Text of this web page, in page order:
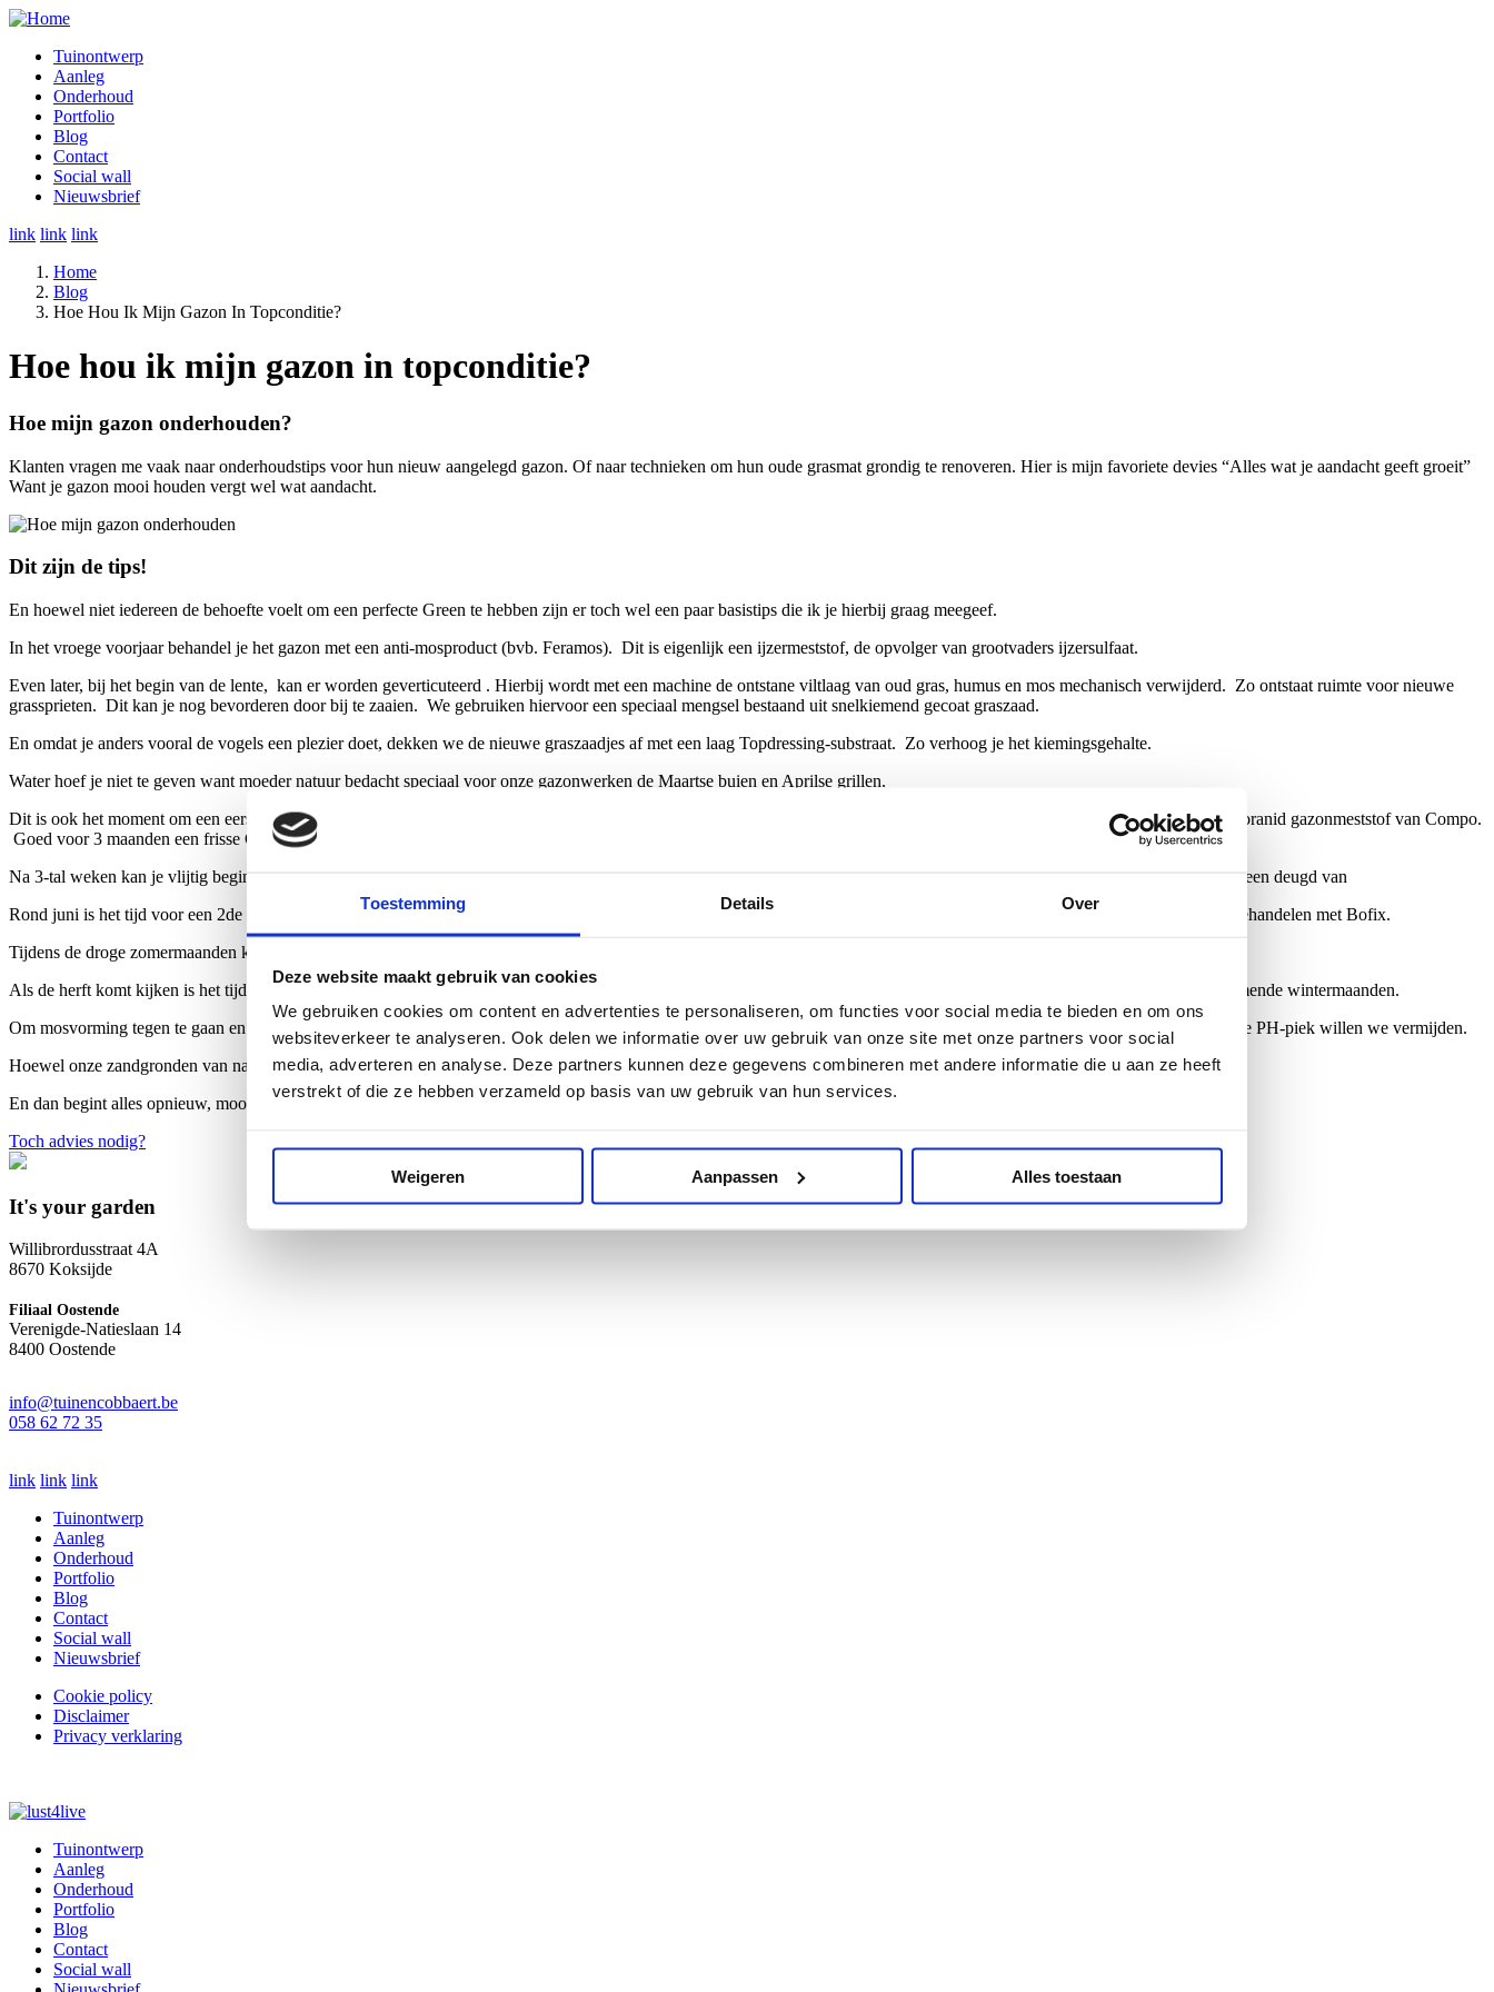
Toestemming Details Over
Deze website maakt gebruik van cookies
We gebruiken cookies om content en advertenties te personaliseren, om functies voor social media te bieden en om ons
websiteverkeer te analyseren. Ook delen we informatie over uw gebruik van onze site met onze partners voor social
media, adverteren en analyse. Deze partners kunnen deze gegevens combineren met andere informatie die u aan ze heeft
verstrekt of die ze hebben verzameld op basis van uw gebruik van hun services.
Weigeren Aanpassen Alles toestaan
Overslaan
naar
inhoud
gaan
Hoofdnavigatie
Tuinontwerp
Aanleg
Onderhoud
Portfolio
Blog
Contact
Social wall
Nieuwsbrief
link link link
Kruimelpad
Home
Blog
Hoe Hou Ik Mijn Gazon In Topconditie?
Hoe hou ik mijn gazon in topconditie?
Hoe mijn gazon onderhouden?
Klanten vragen me vaak naar onderhoudstips voor hun nieuw aangelegd gazon. Of naar technieken om hun oude grasmat grondig te renoveren. Hier is mijn favoriete devies “Alles wat je aandacht geeft groeit”
Want je gazon mooi houden vergt wel wat aandacht.
Dit zijn de tips!
En hoewel niet iedereen de behoefte voelt om een perfecte Green te hebben zijn er toch wel een paar basistips die ik je hierbij graag meegeef.
In het vroege voorjaar behandel je het gazon met een anti-mosproduct (bvb. Feramos). Dit is eigenlijk een ijzermeststof, de opvolger van grootvaders ijzersulfaat.
Even later, bij het begin van de lente, kan er worden geverticuteerd . Hierbij wordt met een machine de ontstane viltlaag van oud gras, humus en mos mechanisch verwijderd. Zo ontstaat ruimte voor nieuwe
grassprieten. Dit kan je nog bevorderen door bij te zaaien. We gebruiken hiervoor een speciaal mengsel bestaand uit snelkiemend gecoat graszaad.
En omdat je anders vooral de vogels een plezier doet, dekken we de nieuwe graszaadjes af met een laag Topdressing-substraat. Zo verhoog je het kiemingsgehalte.
Water hoef je niet te geven want moeder natuur bedacht speciaal voor onze gazonwerken de Maartse buien en Aprilse grillen.
Dit is ook het moment om een eerste bemesting op het gazon te zetten. Het is voorjaar, dus we willen Groei en Groen! Kies voor een meststof met hoog stikstofgehalte, bvb. Floranid gazonmeststof van Compo.
Goed voor 3 maanden een frisse Green.
Na 3-tal weken kan je vlijtig beginnen maaien. En euh..probeer die ene beurt op jaarbasis niet over te slaan door je gazon extra kort af te rijden, uw dierbare grasmat heeft hier geen deugd van
Rond juni is het tijd voor een 2de bemesting. Ook kan je tussendoor onkruid wieden als je er de noodzaak toe voelt (werkt sterk therapeutisch ;)) of je kan de 2-zaadlobbigen behandelen met Bofix.
Tijdens de droge zomermaanden kan je grasmat wat extra water gebruiken.
Als de herft komt kijken is het tijd voor voor een 3de bemesting. Hier opteren we voor een slow-release meststof die je grassprietjes van voeding zal voorzien tijdens de aankomende wintermaanden.
Om mosvorming tegen te gaan en actief bodemleven te stimuleren wordt in de winter kalk gesmeten. Wij gebruiken zeewierkalk. Deze geeft traag zijn stoffen af want een echte PH-piek willen we vermijden.
Hoewel onze zandgronden van nature veelal zuurder zijn dan kleigrond is het toch wel nuttig de effectieve PH-waarde van uw bodem te (laten) meten.
En dan begint alles opnieuw, mooi toch?
Toch advies nodig?
It's your garden
Willibrordusstraat 4A
8670 Koksijde
Filiaal Oostende
Verenigde-Natieslaan 14
8400 Oostende
info@tuinencobbaert.be
058 62 72 35
link link link
menu
Tuinontwerp
Aanleg
Onderhoud
Portfolio
Blog
Contact
Social wall
Nieuwsbrief
legal
Cookie policy
Disclaimer
Privacy verklaring
Hoofdnavigatie
Tuinontwerp
Aanleg
Onderhoud
Portfolio
Blog
Contact
Social wall